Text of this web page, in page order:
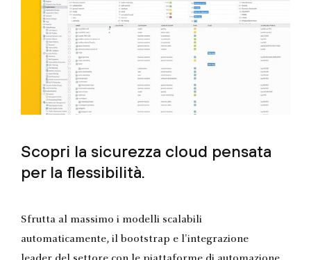
Scopri la sicurezza cloud pensata
per la flessibilità.
Sfrutta al massimo i modelli scalabili
automaticamente, il bootstrap e l'integrazione